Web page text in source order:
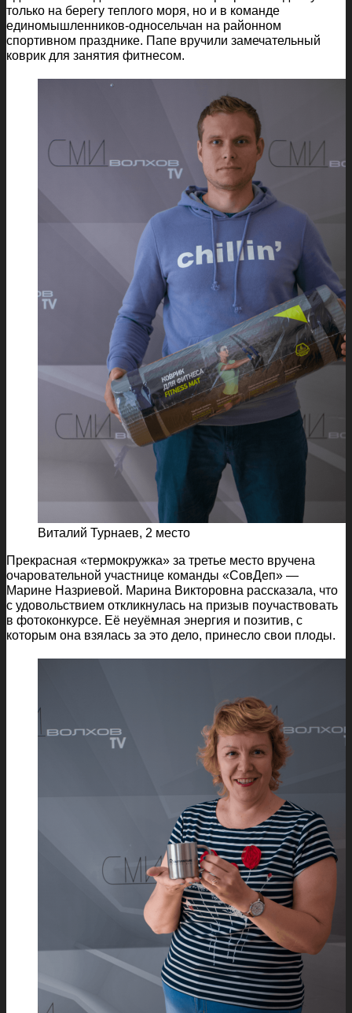
только на берегу теплого моря, но и в команде
единомышленников-односельчан на районном
спортивном празднике. Папе вручили замечательный
коврик для занятия фитнесом.
Виталий Турнаев, 2 место
Прекрасная «термокружка» за третье место вручена
очаровательной участнице команды «СовДеп» —
Марине Назриевой. Марина Викторовна рассказала, что
с удовольствием откликнулась на призыв поучаствовать
в фотоконкурсе. Её неуёмная энергия и позитив, с
которым она взялась за это дело, принесло свои плоды.